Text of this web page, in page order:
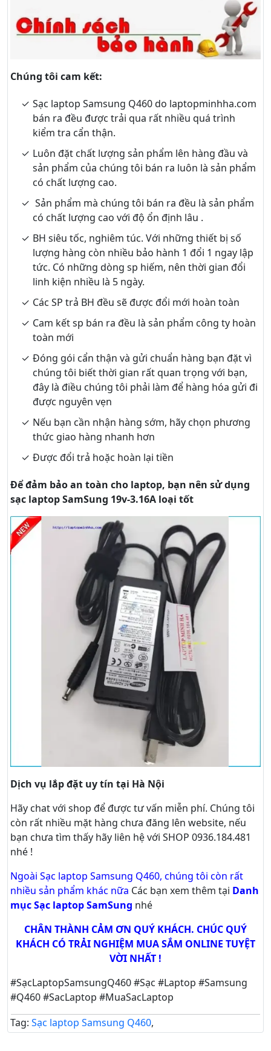
Chúng tôi cam kết:
Sạc laptop Samsung Q460 do laptopminhha.com
bán ra đều được trải qua rất nhiều quá trình
kiểm tra cẩn thận.
Luôn đặt chất lượng sản phẩm lên hàng đầu và
sản phẩm của chúng tôi bán ra luôn là sản phẩm
có chất lượng cao.
Sản phẩm mà chúng tôi bán ra đều là sản phẩm
có chất lượng cao với độ ổn định lâu .
BH siêu tốc, nghiêm túc. Với những thiết bị số
lượng hàng còn nhiều bảo hành 1 đổi 1 ngay lập
tức. Có những dòng sp hiếm, nên thời gian đổi
linh kiện nhiều là 5 ngày.
Các SP trả BH đều sẽ được đổi mới hoàn toàn
Cam kết sp bán ra đều là sản phẩm công ty hoàn
toàn mới
Đóng gói cẩn thận và gửi chuẩn hàng bạn đặt vì
chúng tôi biết thời gian rất quan trọng với bạn,
đây là điều chúng tôi phải làm để hàng hóa gửi đi
được nguyên vẹn
Nếu bạn cần nhận hàng sớm, hãy chọn phương
thức giao hàng nhanh hơn
Được đổi trả hoặc hoàn lại tiền
Để đảm bảo an toàn cho laptop, bạn nên sử dụng
sạc laptop SamSung 19v-3.16A loại tốt
Dịch vụ lắp đặt uy tín tại Hà Nội
Hãy chatvới shop để được tư vấn miễn phí. Chúng tôi
còn rất nhiều mặt hàng chưa đăng lên website, nếu
bạn chưa tìm thấy hãy liên hệ với SHOP 0936.184.481
nhé !
Ngoài Sạc laptop Samsung Q460, chúng tôi còn rất
nhiều sản phẩm khác nữa Các bạn xem thêm tại Danh
mục Sạc laptop SamSung nhé
CHÂN THÀNH CẢM ƠN QUÝ KHÁCH. CHÚC QUÝ
KHÁCH CÓ TRẢI NGHIỆM MUA SẮM ONLINE TUYỆT
VỜI NHẤT !
#SạcLaptopSamsungQ460 #Sạc #Laptop #Samsung
#Q460 #SacLaptop #MuaSacLaptop
Tag: Sạc laptop Samsung Q460,